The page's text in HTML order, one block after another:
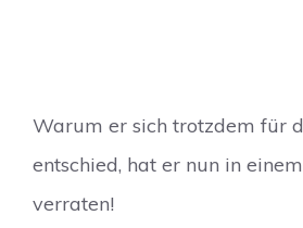
Warum er sich trotzdem für
entschied, hat er nun in
verraten!